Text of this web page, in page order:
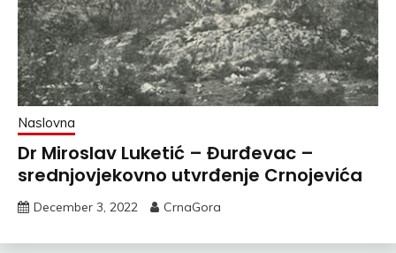
Naslovna
Dr Miroslav Luketić – Đurđevac –
srednjovjekovno utvrđenje Crnojevića
December 3, 2022 CrnaGora